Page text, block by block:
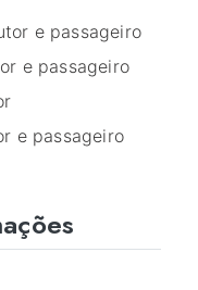
e passageiro
e passageiro
e passageiro